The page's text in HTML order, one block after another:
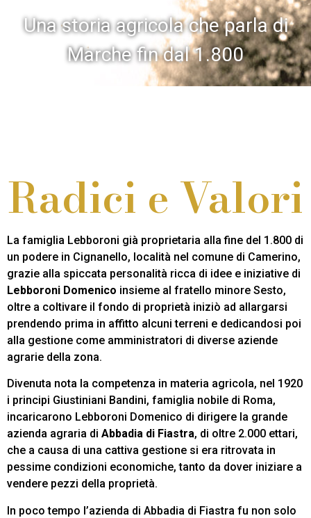
Una storia agricola che parla di
Marche fin dal 1.800
Radici e Valori
La famiglia Lebboroni già proprietaria alla fine del 1.800 di
un podere in Cignanello, località nel comune di Camerino,
grazie alla spiccata personalità ricca di idee e iniziative di
Lebboroni Domenico insieme al fratello minore Sesto,
oltre a coltivare il fondo di proprietà iniziò ad allargarsi
prendendo prima in affitto alcuni terreni e dedicandosi poi
alla gestione come amministratori di diverse aziende
agrarie della zona.
Divenuta nota la competenza in materia agricola, nel 1920
i principi Giustiniani Bandini, famiglia nobile di Roma,
incaricarono Lebboroni Domenico di dirigere la grande
azienda agraria di Abbadia di Fiastra, di oltre 2.000 ettari,
che a causa di una cattiva gestione si era ritrovata in
pessime condizioni economiche, tanto da dover iniziare a
vendere pezzi della proprietà.
In poco tempo l’azienda di Abbadia di Fiastra fu non solo